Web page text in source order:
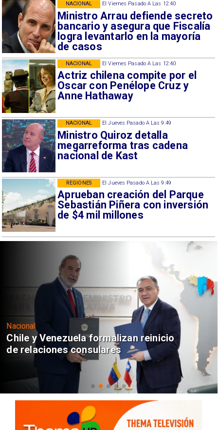
El Viernes Pasado A Las 12:40
Ministro Arrau defiende secreto
bancario y asegura que Fiscalía
logra levantarlo en la mayoría
de casos
NACIONAL
El Viernes Pasado A Las 12:40
Actriz chilena compite por el
Oscar con Penélope Cruz y
Anne Hathaway
NACIONAL
El Jueves Pasado A Las 9:49
Ministro Quiroz detalla
megarreforma tras cadena
nacional de Kast
NACIONAL
El Jueves Pasado A Las 9:49
Aprueban creación del Parque
Sebastián Piñera con inversión
de $4 mil millones
REGIONES
Nacional
Chile y Venezuela formalizan reinicio
de relaciones consulares